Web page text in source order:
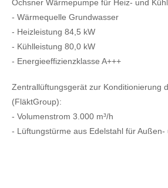
Ochsner Wärmepumpe für Heiz- und
- Wärmequelle Grundwasser
- Heizleistung 84,5 kW
- Kühlleistung 80,0 kW
- Energieeffizienzklasse A+++
Zentrallüftungsgerät zur Konditionierung
(FläktGroup):
- Volumenstrom 3.000 m³/h
- Lüftungstürme aus Edelstahl für Außen-